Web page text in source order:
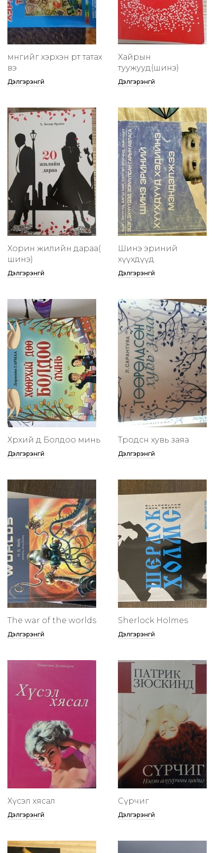
мөнгийг хэрхэн өөртөө татах
вэ
Дэлгэрэнгүй
Хайрын
туужууд(шинэ)
Дэлгэрэнгүй
Хорин жилийн дараа(
шинэ)
Дэлгэрэнгүй
Шинэ эриний
хүүхдүүд
Дэлгэрэнгүй
Хөөрхий дөө Болдоо минь
Дэлгэрэнгүй
Төөрөодсөн хувь заяа
Дэлгэрэнгүй
The war of the worlds
Дэлгэрэнгүй
Sherlock Holmes
Дэлгэрэнгүй
Хүсэл хясал
Дэлгэрэнгүй
Сүрчиг
Дэлгэрэнгүй